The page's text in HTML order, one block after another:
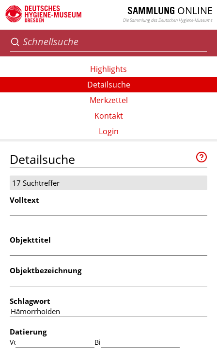
SAMMLUNG ONLINE
Die Sammlung des Deutschen Hygiene-Museums
Highlights
Detailsuche
Merkzettel
Kontakt
Login
Detailsuche
17 Suchtreffer
Volltext
Objekttitel
Objektbezeichnung
Schlagwort
Datierung
Von: Bis: